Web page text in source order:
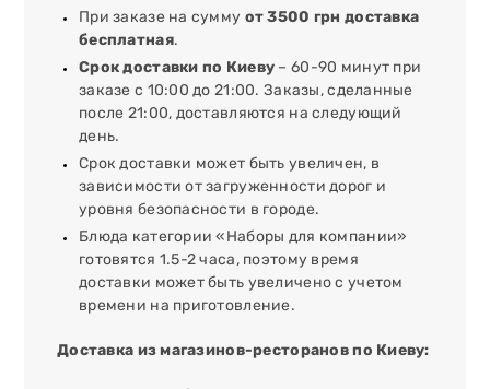
При заказе на сумму от 3500 грн доставка
бесплатная.
Срок доставки по Киеву – 60-90 минут при
заказе с 10:00 до 21:00. Заказы, сделанные
после 21:00, доставляются на следующий
день.
Срок доставки может быть увеличен, в
зависимости от загруженности дорог и
уровня безопасности в городе.
Блюда категории «Наборы для компании»
готовятся 1.5-2 часа, поэтому время
доставки может быть увеличено с учетом
времени на приготовление.
Доставка из магазинов-ресторанов по Киеву: